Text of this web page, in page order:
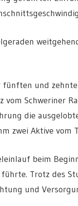
und
vom Schweriner
die
zwei Aktive
beim
Trotz des
und